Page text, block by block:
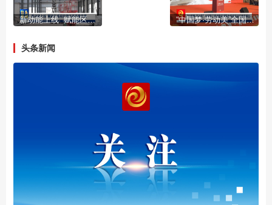
新动能上线 赋能区域现代物流高质量发展 “中国梦·劳动美”全国职工宣讲团走进职业学校活动在我市举办
头条新闻